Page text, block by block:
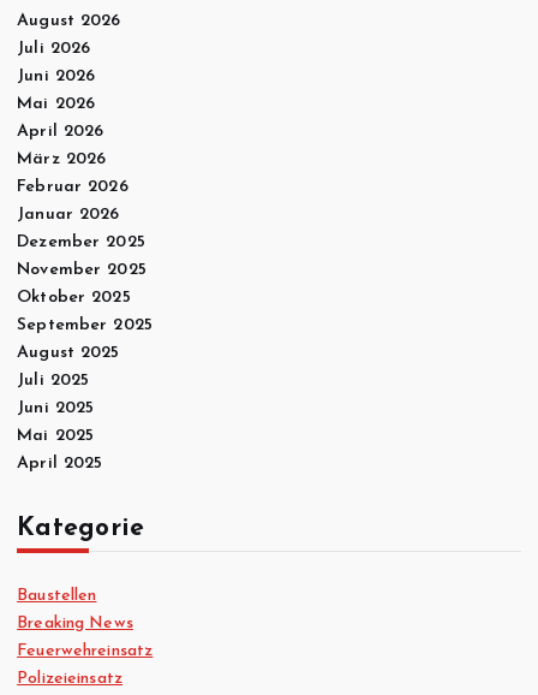
August 2026
Juli 2026
Juni 2026
Mai 2026
April 2026
März 2026
Februar 2026
Januar 2026
Dezember 2025
November 2025
Oktober 2025
September 2025
August 2025
Juli 2025
Juni 2025
Mai 2025
April 2025
Kategorie
Baustellen
Breaking News
Feuerwehreinsatz
Polizeieinsatz